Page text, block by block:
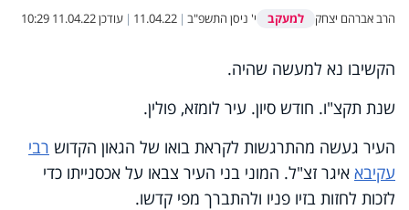
הרב אברהם יצחק למעקב י' ניסן התשפ"ב |
11.04.22
| עודכן11.04.22 10:29
הקשיבו נא למעשה שהיה.
שנת תקצ"ו. חודש סיון. עיר לומזא, פולין.
העיר געשה מהתרגשות לקראת בואו של הגאון הקדוש רבי
עקיבא איגר זצ"ל. המוני בני העיר צבאו על אכסנייתו כדי
לזכות לחזות בזיו פניו ולהתברך מפי קדשו.